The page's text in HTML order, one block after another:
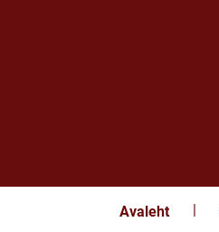
Avaleht